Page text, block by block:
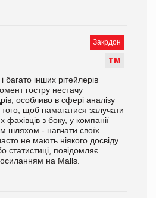
Закрдон
ТМ
багато інших рітейлерів
гостру нестачу
особливо в сфері аналізу
щоб намагатися залучати
фахівців з боку, у компанії
шляхом - навчати своїх
не мають ніякого досвіду
статистиці, повідомляє
на Malls.